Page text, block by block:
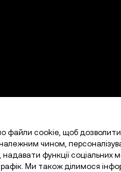
файли cookie, щоб
чином,
функції соціальних
Ми також ділимося